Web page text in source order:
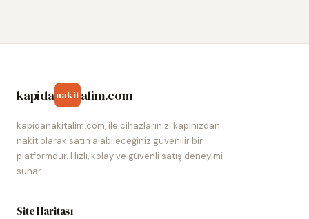
kapidanakitalim.com
kapidanakitalim.com, ile cihazlarınızı kapınızdan
nakit olarak satın alabileceğiniz güvenilir bir
platformdur. Hızlı, kolay ve güvenli satış deneyimi
sunar.
Site Haritası